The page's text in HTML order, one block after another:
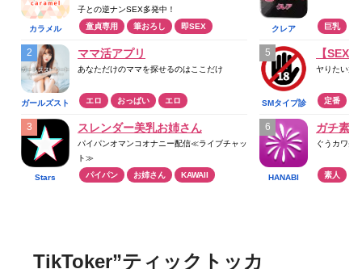
カラメル
子との逆ナンSEX多発中！
童貞専用
筆おろし 即SEX
ガールズスト
リート
ママ活アプリ
あなただけのママを探せるのはここだけ
エロ おっぱい エロ
Stars
スレンダー美乳お姉さん
パイパンオマンコオナニー配信≪ライブチャッ
ト≫
パイパン
お姉さん KAWAII
クレア 巨乳
SMタイプ診
断
【SEX
ヤりたい放
定番
HANABI
ガチ素
ぐうカワ美
素人
TikToker”ティックトッカ